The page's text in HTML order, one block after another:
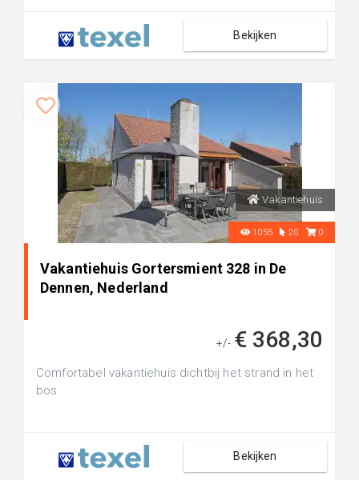
Bekijken
Vakantiehuis
1055 20 0
Vakantiehuis Gortersmient 328 in De
Dennen, Nederland
+/- € 368,30
Comfortabel vakantiehuis dichtbij het strand in het
bos
Bekijken